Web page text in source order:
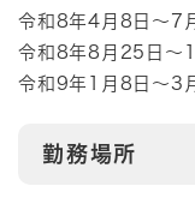
令和8年4月8日～7
令和8年8月25日～
令和9年1月8日～3
勤務場所